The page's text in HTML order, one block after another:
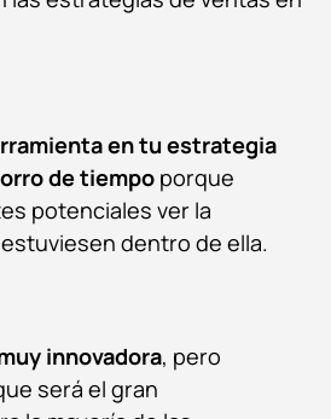
en tu estrategia
de tiempo porque
potenciales ver la
dentro de ella.
innovadora, pero
será el gran